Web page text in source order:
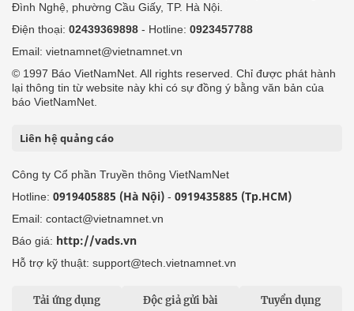
Đình Nghệ, phường Cầu Giấy, TP. Hà Nội.
Điện thoại: 02439369898 - Hotline: 0923457788
Email: vietnamnet@vietnamnet.vn
© 1997 Báo VietNamNet. All rights reserved. Chỉ được phát hành
lại thông tin từ website này khi có sự đồng ý bằng văn bản của
báo VietNamNet.
Liên hệ quảng cáo
Công ty Cổ phần Truyền thông VietNamNet
Hotline: 0919405885 (Hà Nội) - 0919435885 (Tp.HCM)
Email: contact@vietnamnet.vn
Báo giá: http://vads.vn
Hỗ trợ kỹ thuật: support@tech.vietnamnet.vn
Tải ứng dụng Độc giả gửi bài Tuyển dụng